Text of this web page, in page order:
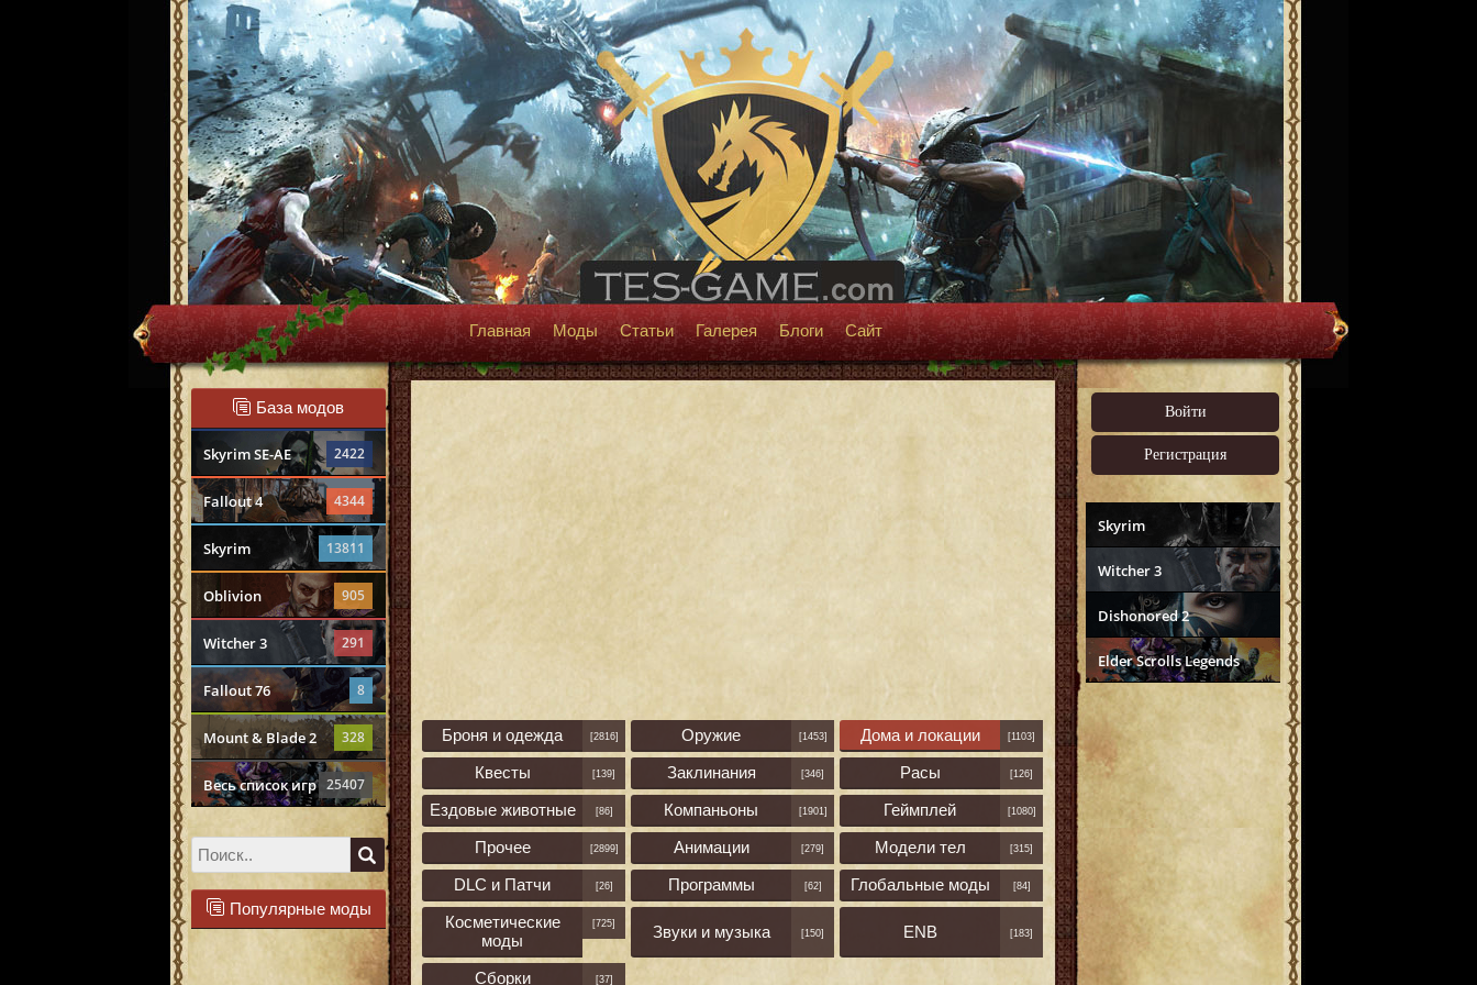
Главная Моды Статьи Галерея Блоги Сайт
База модов
Skyrim SE-AE 2422
Fallout 4 4344
Skyrim 13811
Oblivion 905
Witcher 3 291
Fallout 76 8
Mount & Blade 2 328
Весь список игр 25407
Популярные моды
Войти
Регистрация
Skyrim
Witcher 3
Dishonored 2
Elder Scrolls Legends
Броня и одежда [2816] Оружие [1453] Дома и локации [1103]
Квесты [139] Заклинания [346] Расы [126]
Ездовые животные [86] Компаньоны [1901] Геймплей [1080]
Прочее [2899] Анимации [279] Модели тел [315]
DLC и Патчи [26] Программы [62] Глобальные моды [84]
Косметические
моды
[725] Звуки и музыка [150] ENB [183]
Сборки [37]